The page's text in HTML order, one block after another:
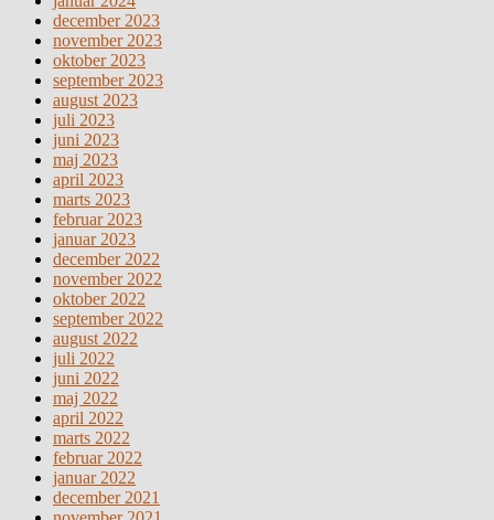
december 2023
november 2023
oktober 2023
september 2023
august 2023
juli 2023
juni 2023
maj 2023
april 2023
marts 2023
februar 2023
januar 2023
december 2022
november 2022
oktober 2022
september 2022
august 2022
juli 2022
juni 2022
maj 2022
april 2022
marts 2022
februar 2022
januar 2022
december 2021